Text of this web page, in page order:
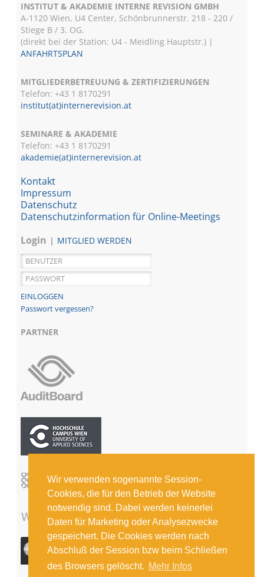
Wir verwenden sogenannte Session-
Cookies, die für den Betrieb der Website
notwendig sind. Dabei werden keinerlei
Daten für Marketing oder Analysezwecke
gespeichert. Die Cookies werden nach
Abschluß der Session bzw beim Schließen
des Browsers gelöscht. Mehr Infos
INSTITUT & AKADEMIE INTERNE REVISION GMBH
A-1120 Wien, U4 Center, Schönbrunnerstr. 218 - 220 /
Stiege B / 3. OG.
(direkt bei der Station: U4 - Meidling Hauptstr.) |
ANFAHRTSPLAN
MITGLIEDERBETREUUNG & ZERTIFIZIERUNGEN
Telefon: +43 1 8170291
institut(at)internerevision.at
SEMINARE & AKADEMIE
Telefon: +43 18170291
akademie(at)internerevision.at
Kontakt
Impressum
Datenschutz
Datenschutzinformation für Online-Meetings
Login
MITGLIED WERDEN
Passwort vergessen?
PARTNER